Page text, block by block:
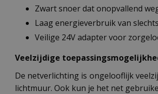
Zwart snoer dat onopvallend
Laag energieverbruik van
Veilige 24V adapter voor
Veelzijdige
De netverlichting is ongelooflijk
lichtmuur. Ook kun je het net